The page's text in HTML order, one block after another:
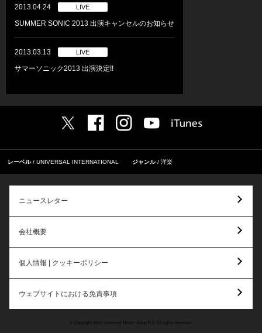
2013.04.24 LIVE
SUMMER SONIC 2013 出演キャンセルのお知らせ
2013.03.13 LIVE
サマーソニック2013 出演決定!!
レーベル UNIVERSAL INTERNATIONAL ジャンル 洋楽
ニュースレター
会社概要
個人情報 | クッキーポリシー
ウェブサイトにおける免責事項
© Copyright 2026 Universal Music Group N.V. All rights reserved.